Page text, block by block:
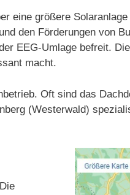
eine größere
den Förderungen von
EEG-Umlage befreit.
macht.
Oft sind das
(Westerwald)